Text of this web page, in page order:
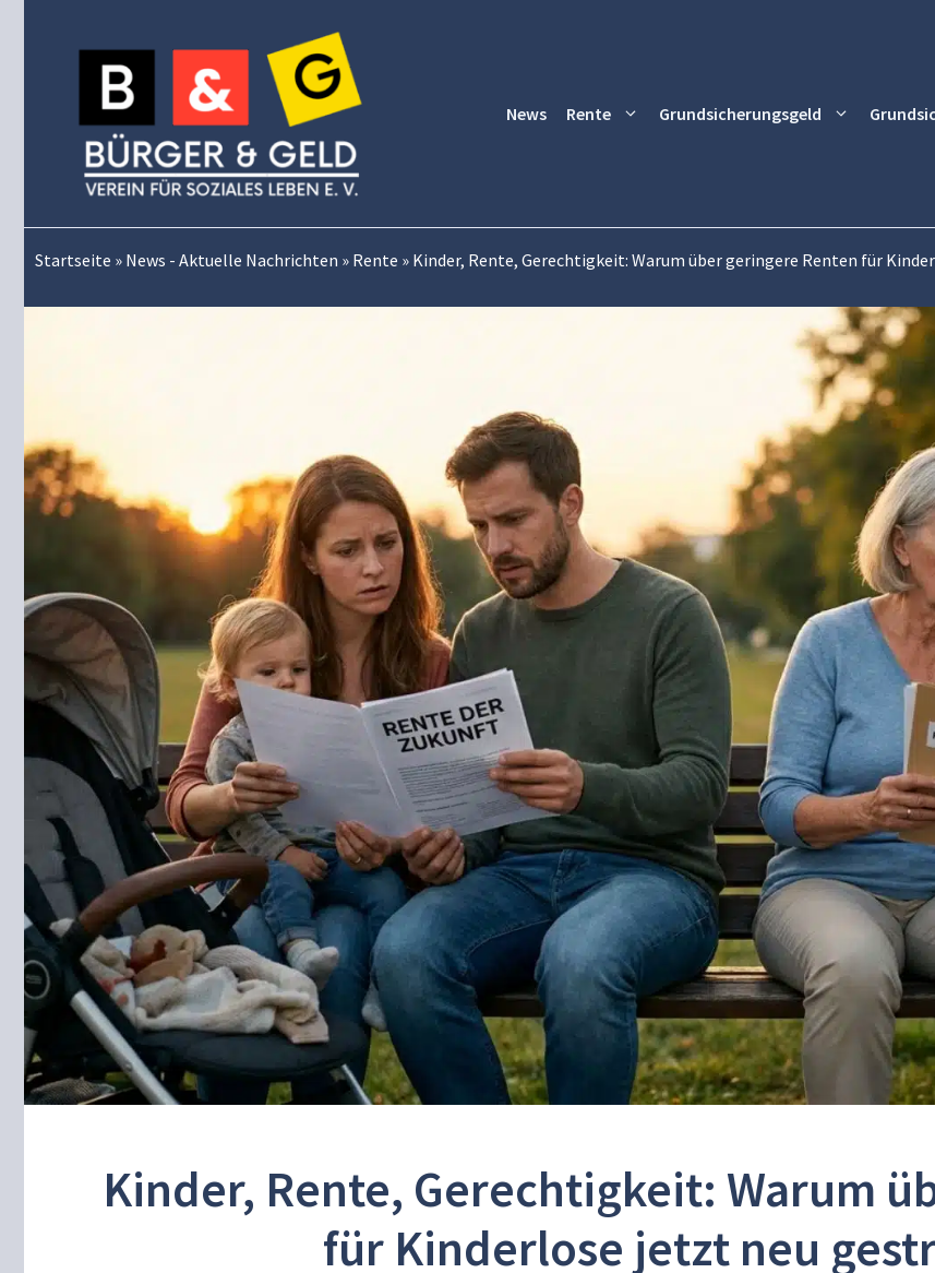
News Rente Grundsicherungsgeld
Startseite » News - Aktuelle Nachrichten » Rente » Kinder, Rente, Gerechtigkeit: Warum über geringere Renten für
Kinder, Rente, Gerechtigkeit: Warum
für Kinderlose jetzt neu